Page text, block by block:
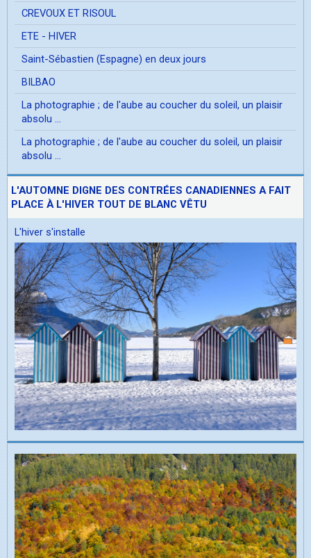
CREVOUX ET RISOUL
ETE - HIVER
Saint-Sébastien (Espagne) en deux jours
BILBAO
La photographie ; de l'aube au coucher du soleil, un plaisir
absolu ...
La photographie ; de l'aube au coucher du soleil, un plaisir
absolu ...
L'AUTOMNE DIGNE DES CONTRÉES CANADIENNES A FAIT
PLACE À L'HIVER TOUT DE BLANC VÊTU
L'hiver s'installe